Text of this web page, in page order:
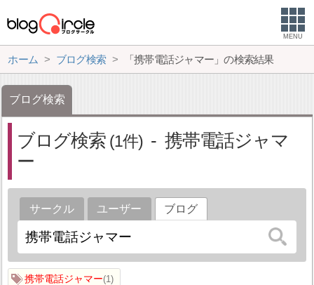
MENU
ホーム ブログ検索 「携帯電話ジャマー」の検索結果
ブログ検索
ブログ検索 1
携帯電話ジャマ
ー
サークル ユーザー ブログ
携帯電話ジャマー 1